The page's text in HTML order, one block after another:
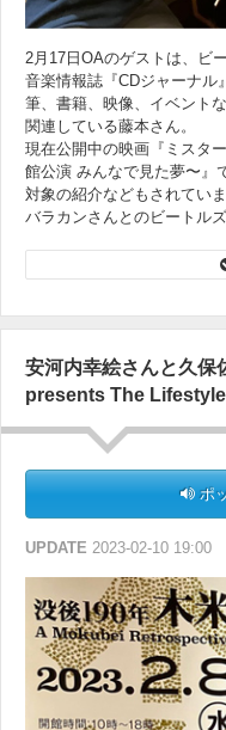
2月17日OAのゲストは、ビ
音楽情報誌『CDジャーナル
筆、書籍、映像、イベント
関連している藤本さん。
現在公開中の映画『ミスタ
館公演 みんなで見た夢〜』
対象の紹介などもされていま
バラカンさんとのビートル
そして先日亡くなられた高
した時の思い出もじっくり
安河内幸絵さんと久
presents The
ポ
UPDATE 2023-02-10 19:00